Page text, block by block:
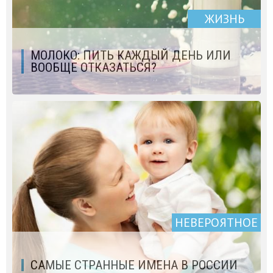
ЖИЗНЬ
МОЛОКО: ПИТЬ КАЖДЫЙ ДЕНЬ ИЛИ
ВООБЩЕ ОТКАЗАТЬСЯ?
НЕВЕРОЯТНОЕ
САМЫЕ СТРАННЫЕ ИМЕНА В РОССИИ